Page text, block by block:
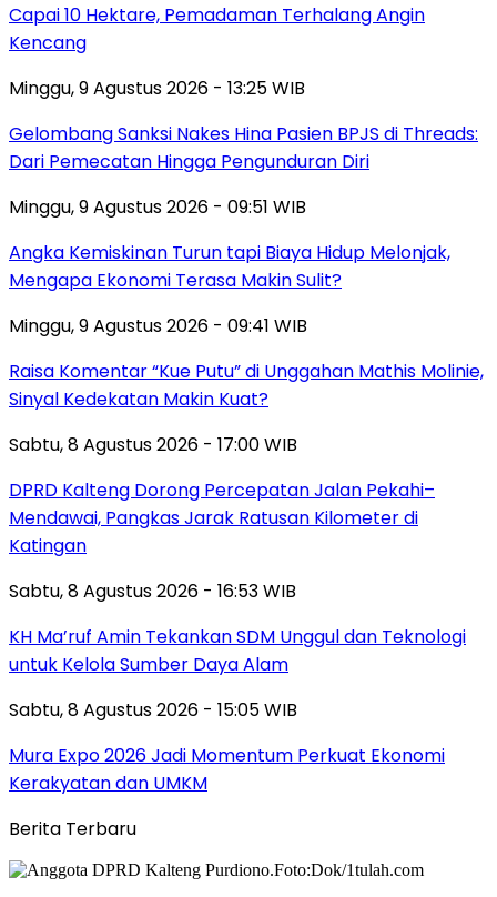
Capai 10 Hektare, Pemadaman Terhalang Angin
Kencang
Minggu, 9 Agustus 2026 - 13:25 WIB
Gelombang Sanksi Nakes Hina Pasien BPJS di Threads:
Dari Pemecatan Hingga Pengunduran Diri
Minggu, 9 Agustus 2026 - 09:51 WIB
Angka Kemiskinan Turun tapi Biaya Hidup Melonjak,
Mengapa Ekonomi Terasa Makin Sulit?
Minggu, 9 Agustus 2026 - 09:41 WIB
Raisa Komentar “Kue Putu” di Unggahan Mathis Molinie,
Sinyal Kedekatan Makin Kuat?
Sabtu, 8 Agustus 2026 - 17:00 WIB
DPRD Kalteng Dorong Percepatan Jalan Pekahi–
Mendawai, Pangkas Jarak Ratusan Kilometer di
Katingan
Sabtu, 8 Agustus 2026 - 16:53 WIB
KH Ma’ruf Amin Tekankan SDM Unggul dan Teknologi
untuk Kelola Sumber Daya Alam
Sabtu, 8 Agustus 2026 - 15:05 WIB
Mura Expo 2026 Jadi Momentum Perkuat Ekonomi
Kerakyatan dan UMKM
Berita Terbaru